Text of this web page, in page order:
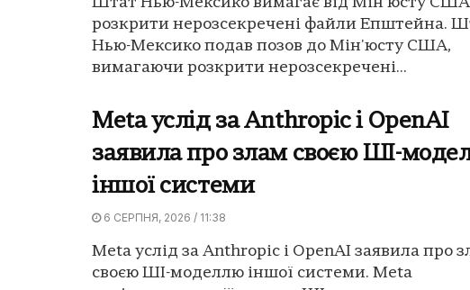
розкрити нерозсекречені файли Епштейна.
Нью-Мексико подав позов до Мін'юсту США,
вимагаючи розкрити нерозсекречені...
Meta услід за Anthropic і OpenAI
заявила про злам своєю ШІ-
іншої системи
6 СЕРПНЯ, 2026 / 11:38
Meta услід за Anthropic і OpenAI заявила про
своєю ШІ-моделлю іншої системи. Meta